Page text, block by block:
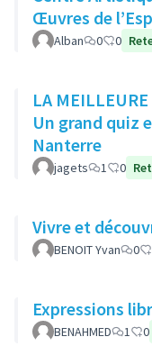
Œuvres de
Alban 0 0
LA MEILLEURE
Un grand quiz
Nanterre
jagets 1 0
Vivre et
BENOIT Yvan 0
Expressions
BENAHMED 1 0